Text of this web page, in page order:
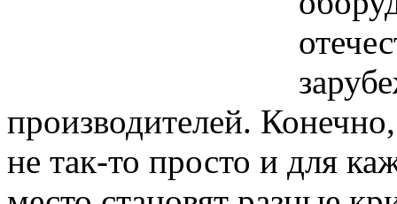
производителей.
не так-то просто и для